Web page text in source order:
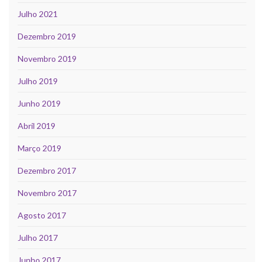
Julho 2021
Dezembro 2019
Novembro 2019
Julho 2019
Junho 2019
Abril 2019
Março 2019
Dezembro 2017
Novembro 2017
Agosto 2017
Julho 2017
Junho 2017